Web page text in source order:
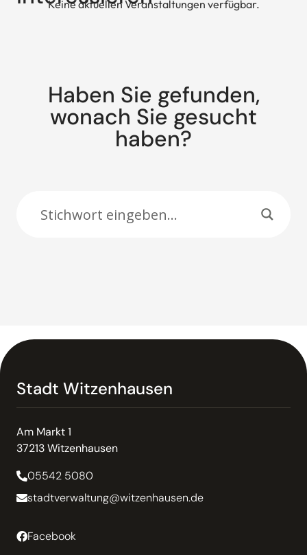
Keine aktuellen Veranstaltungen verfügbar.
Haben Sie gefunden,
wonach Sie gesucht
haben?
Stadt Witzenhausen
Am Markt 1
37213 Witzenhausen
05542 5080
stadtverwaltung@witzenhausen.de
Facebook